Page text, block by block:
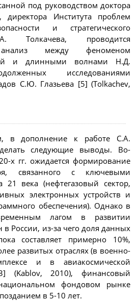
под руководством доктора
директора Института проблем
и стратегического
Толкачева, проводится
анализ между феноменом
и длинными волнами Н.Д.
исследованиями
С.Ю. Глазьева [5] (Tolkachev,
в дополнение к работе С.А.
следующие выводы. Во-
х гг. ожидается формирование
связанного с ключевыми
21 века (нефтегазовый сектор,
электронных устройств и
обеспечения). Однако в
лагом в развитии
в России, из-за чего доля данных
составляет примерно 10%,
развитых отраслях (в военно-
и в авиакосмической
(Kablov, 2010), финансовый
фондовом рынке
в 5-10 лет.